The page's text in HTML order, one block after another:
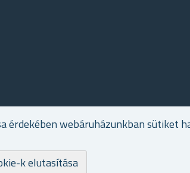
érdekében webáruházunkban sütiket
k elutasítása